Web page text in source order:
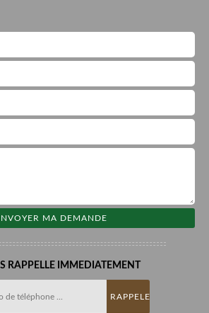
RAPPELLE IMMEDIATEMENT